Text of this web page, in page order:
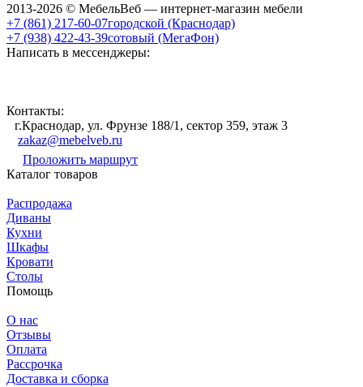
2013-2026 © МебельВеб — интернет-магазин мебели
+7 (861) 217-60-07городской (Краснодар)
+7 (938) 422-43-39сотовый (МегаФон)
Написать в мессенджеры:
Контакты:
г.Краснодар, ул. Фрунзе 188/1, сектор 359, этаж 3
zakaz@mebelveb.ru
Проложить маршрут
Каталог товаров
Распродажа
Диваны
Кухни
Шкафы
Кровати
Столы
Помощь
О нас
Отзывы
Оплата
Рассрочка
Доставка и сборка